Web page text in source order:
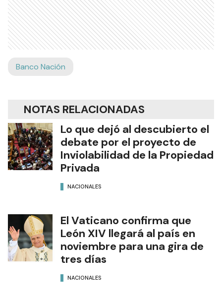
Banco Nación
NOTAS RELACIONADAS
Lo que dejó al descubierto el
debate por el proyecto de
Inviolabilidad de la Propiedad
Privada
NACIONALES
El Vaticano confirma que
León XIV llegará al país en
noviembre para una gira de
tres días
NACIONALES